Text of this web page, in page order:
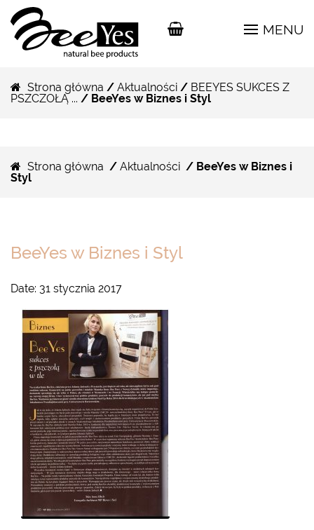
MENU
Strona główna / Aktualności/ BEEYES SUKCES Z
PSZCZOŁĄ ... / BeeYes w Biznes i Styl
Strona główna / Aktualności/ BeeYes w Biznes i
Styl
BeeYes w Biznes i Styl
Date: 31 stycznia 2017